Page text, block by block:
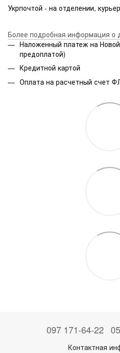
Укрпочтой - на отделении,
Более подробная информация о
Наложенный платеж на
предоплатой)
Кредитной картой
Оплата на расчетный счет
097 171-64-22
Контактная